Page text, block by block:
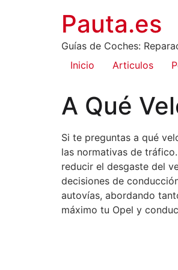
Pauta.es
Guías de Coches:
Inicio
Articulos
A Qué
Si te preguntas a qué
las normativas de
reducir el desgaste del
decisiones de
autovías, abordando
máximo tu Opel y